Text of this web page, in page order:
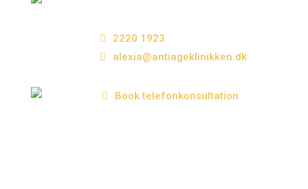
2220 1923
alexia@antiageklinikken.dk
Book telefonkonsultation